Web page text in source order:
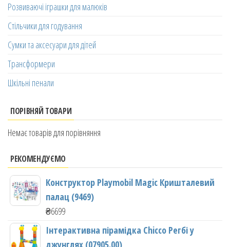
Розвиваючі іграшки для малюків
Стільчики для годування
Сумки та аксесуари для дітей
Трансформери
Шкільні пенали
ПОРІВНЯЙ ТОВАРИ
Немає товарів для порівняння
РЕКОМЕНДУЄМО
Конструктор Playmobil Magic Кришталевий
палац (9469)
₴6699
Інтерактивна пірамідка Chicco Регбі у